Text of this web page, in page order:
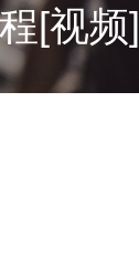
[视频]